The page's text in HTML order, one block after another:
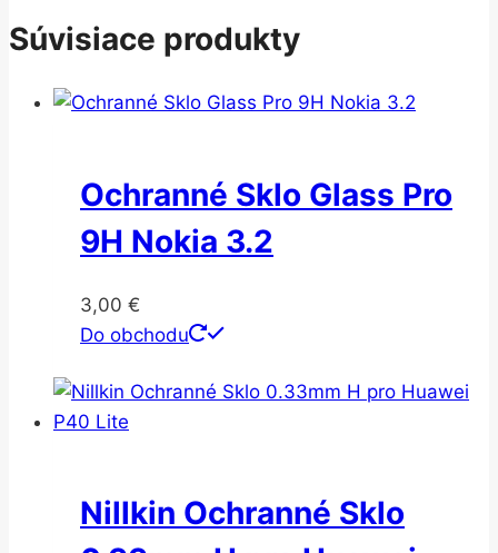
Súvisiace produkty
Ochranné Sklo Glass Pro
9H Nokia 3.2
3,00 €
Do obchodu
Nillkin Ochranné Sklo